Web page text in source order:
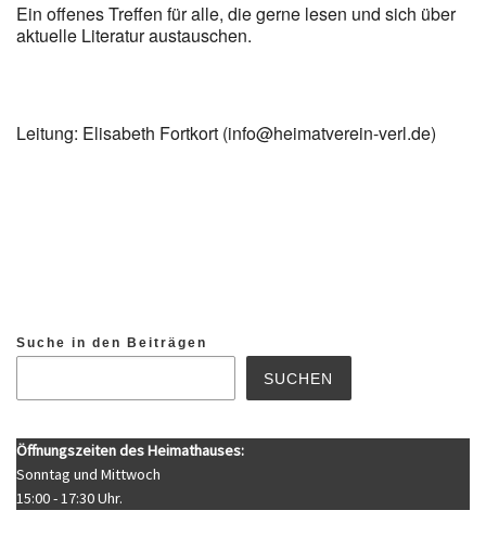
Ein offenes Treffen für alle, die gerne lesen und sich über
aktuelle Literatur austauschen.
Leitung: Elisabeth Fortkort (info@heimatverein-verl.de)
Suche in den Beiträgen
SUCHEN
Öffnungszeiten des Heimathauses:
Sonntag und Mittwoch
15:00 - 17:30 Uhr.